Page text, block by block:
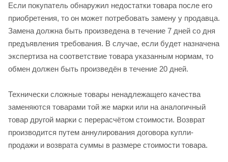
Если покупатель обнаружил недостатки товара после его
приобретения, то он может потребовать замену у продавца.
Замена должна быть произведена в течение 7 дней со дня
предъявления требования. В случае, если будет назначена
экспертиза на соответствие товара указанным нормам, то
обмен должен быть произведён в течение 20 дней.
Технически сложные товары ненадлежащего качества
заменяются товарами той же марки или на аналогичный
товар другой марки с перерасчётом стоимости. Возврат
производится путем аннулирования договора купли-
продажи и возврата суммы в размере стоимости товара.